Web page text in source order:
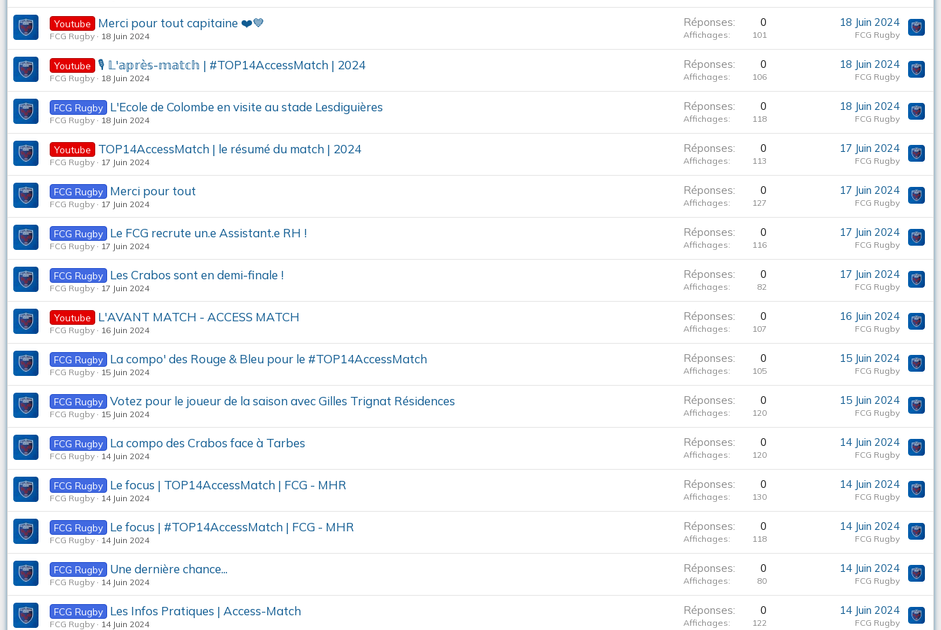
Youtube Merci pour tout capitaine ❤️💙
FCG Rugby 18 Juin 2024
Réponses 0
Affichages 101
18 Juin 2024
FCG Rugby
Youtube 🎙️ 𝕃'𝕒𝕡𝕣𝕖̀𝕤-𝕞𝕒𝕥𝕔𝕙 | #TOP14AccessMatch | 2024
FCG Rugby 18 Juin 2024
Réponses 0
Affichages 106
18 Juin 2024
FCG Rugby
FCG Rugby L'Ecole de Colombe en visite au stade Lesdiguières
FCG Rugby 18 Juin 2024
Réponses 0
Affichages 118
18 Juin 2024
FCG Rugby
Youtube TOP14AccessMatch | le résumé du match | 2024
FCG Rugby 17 Juin 2024
Réponses 0
Affichages 113
17 Juin 2024
FCG Rugby
FCG Rugby Merci pour tout
FCG Rugby 17 Juin 2024
Réponses 0
Affichages 127
17 Juin 2024
FCG Rugby
FCG Rugby Le FCG recrute un.e Assistant.e RH !
FCG Rugby 17 Juin 2024
Réponses 0
Affichages 116
17 Juin 2024
FCG Rugby
FCG Rugby Les Crabos sont en demi-finale !
FCG Rugby 17 Juin 2024
Réponses 0
Affichages 82
17 Juin 2024
FCG Rugby
Youtube L'AVANT MATCH - ACCESS MATCH
FCG Rugby 16 Juin 2024
Réponses 0
Affichages 107
16 Juin 2024
FCG Rugby
FCG Rugby La compo' des Rouge & Bleu pour le #TOP14AccessMatch
FCG Rugby 15 Juin 2024
Réponses 0
Affichages 105
15 Juin 2024
FCG Rugby
FCG Rugby Votez pour le joueur de la saison avec Gilles Trignat Résidences
FCG Rugby 15 Juin 2024
Réponses 0
Affichages 120
15 Juin 2024
FCG Rugby
FCG Rugby La compo des Crabos face à Tarbes
FCG Rugby 14 Juin 2024
Réponses 0
Affichages 120
14 Juin 2024
FCG Rugby
FCG Rugby Le focus | TOP14AccessMatch | FCG - MHR
FCG Rugby 14 Juin 2024
Réponses 0
Affichages 130
14 Juin 2024
FCG Rugby
FCG Rugby Le focus | #TOP14AccessMatch | FCG - MHR
FCG Rugby 14 Juin 2024
Réponses 0
Affichages 118
14 Juin 2024
FCG Rugby
FCG Rugby Une dernière chance...
FCG Rugby 14 Juin 2024
Réponses 0
Affichages 80
14 Juin 2024
FCG Rugby
FCG Rugby Les Infos Pratiques | Access-Match
FCG Rugby 14 Juin 2024
Réponses 0
Affichages 122
14 Juin 2024
FCG Rugby